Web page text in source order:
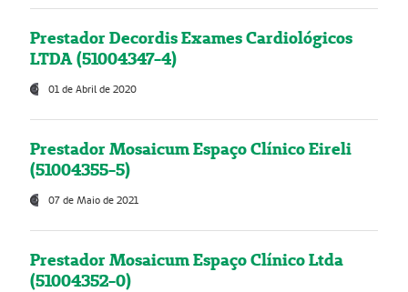
Prestador Decordis Exames Cardiológicos
LTDA (51004347-4)
01 de Abril de 2020
Prestador Mosaicum Espaço Clínico Eireli
(51004355-5)
07 de Maio de 2021
Prestador Mosaicum Espaço Clínico Ltda
(51004352-0)